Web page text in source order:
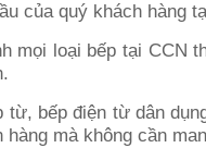
của quý khách hàng
mọi loại bếp tại CCN
từ, bếp điện từ dân
hàng mà không cần